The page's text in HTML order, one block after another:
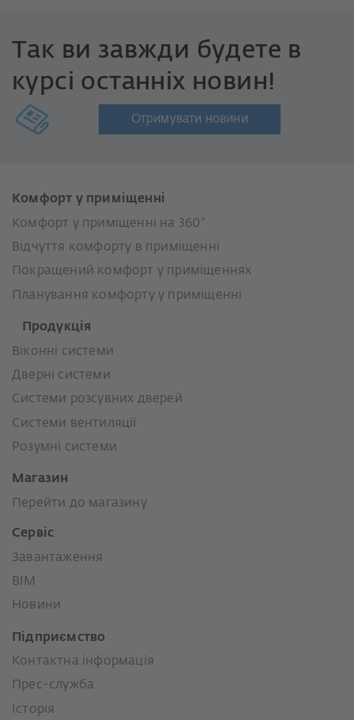
Так ви завжди будете в
курсі останніх новин!
Отримувати новини
Комфорт у приміщенні
Комфорт у приміщенні на 360°
Відчуття комфорту в приміщенні
Покращений комфорт у приміщеннях
Планування комфорту у приміщенні
Продукція
Віконні системи
Дверні системи
Системи розсувних дверей
Системи вентиляції
Розумні системи
Магазин
Перейти до магазину
Сервіс
Завантаження
BIM
Новини
Підприємство
Контактна інформація
Прес-служба
Історія